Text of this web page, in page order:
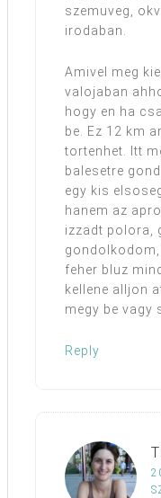
szemuveg,
irodaban.
Amivel meg
valojaban
hogy en ha
be. Ez 12 km
tortenhet. Itt
balesetre
egy kis
hanem az
izzadt polora,
feher bluz
kellene alljon
megy be vagy
Reply